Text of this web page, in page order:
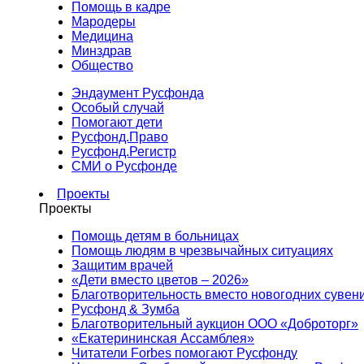
Помощь в кадре
Мародеры
Медицина
Минздрав
Общество
Эндаумент Русфонда
Особый случай
Помогают дети
Русфонд.Право
Русфонд.Регистр
СМИ о Русфонде
Проекты
Проекты
Помощь детям в больницах
Помощь людям в чрезвычайных ситуациях
Защитим врачей
«Дети вместо цветов – 2026»
Благотворительность вместо новогодних
Русфонд & Зумба
Благотворительный аукцион ООО «Доброторг»
«Екатерининская Ассамблея»
Читатели Forbes помогают Русфонду